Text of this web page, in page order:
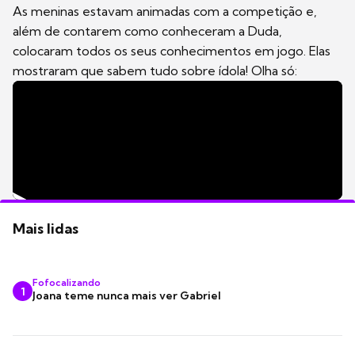
As meninas estavam animadas com a competição e,
além de contarem como conheceram a Duda,
colocaram todos os seus conhecimentos em jogo. Elas
mostraram que sabem tudo sobre ídola! Olha só:
Mais lidas
1
Fofocalizando
Joana teme nunca mais ver Gabriel